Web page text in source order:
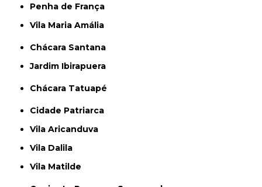
Penha de França
Vila Maria Amália
Chácara Santana
Jardim Ibirapuera
Chácara Tatuapé
Cidade Patriarca
Vila Aricanduva
Vila Dalila
Vila Matilde